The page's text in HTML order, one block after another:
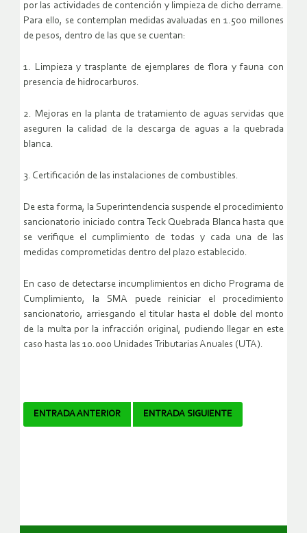
por las actividades de contención y limpieza de dicho derrame.
Para ello, se contemplan medidas avaluadas en 1.500 millones
de pesos, dentro de las que se cuentan:
1. Limpieza y trasplante de ejemplares de flora y fauna con
presencia de hidrocarburos.
2. Mejoras en la planta de tratamiento de aguas servidas que
aseguren la calidad de la descarga de aguas a la quebrada
blanca.
3. Certificación de las instalaciones de combustibles.
De esta forma, la Superintendencia suspende el procedimiento
sancionatorio iniciado contra Teck Quebrada Blanca hasta que
se verifique el cumplimiento de todas y cada una de las
medidas comprometidas dentro del plazo establecido.
En caso de detectarse incumplimientos en dicho Programa de
Cumplimiento, la SMA puede reiniciar el procedimiento
sancionatorio, arriesgando el titular hasta el doble del monto
de la multa por la infracción original, pudiendo llegar en este
caso hasta las 10.000 Unidades Tributarias Anuales (UTA).
Navegador
ENTRADA ANTERIOR ENTRADA SIGUIENTE